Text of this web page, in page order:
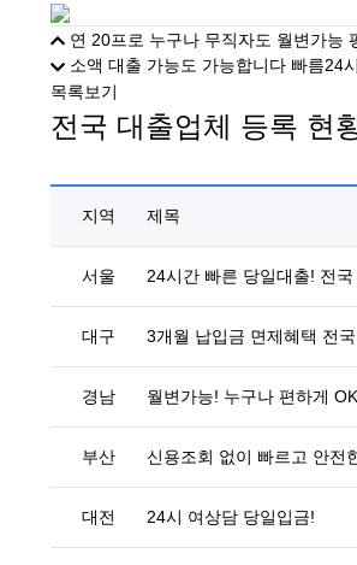
연 20프로 누구나 무직자도 월변가능
소액 대출 가능도 가능합니다 빠름24
목록보기
전국 대출업체 등록 현
지역 제목
서울 24시간 빠른 당일대출! 전
대구 3개월 납입금 면제혜택 전
경남 월변가능! 누구나 편하게
부산 신용조회 없이 빠르고 안전
대전 24시 여상담 당일입금!